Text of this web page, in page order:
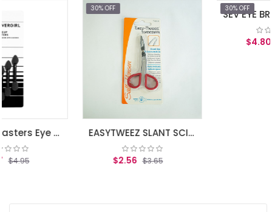
EASYTWEEZ SLANT SCIS TYPE